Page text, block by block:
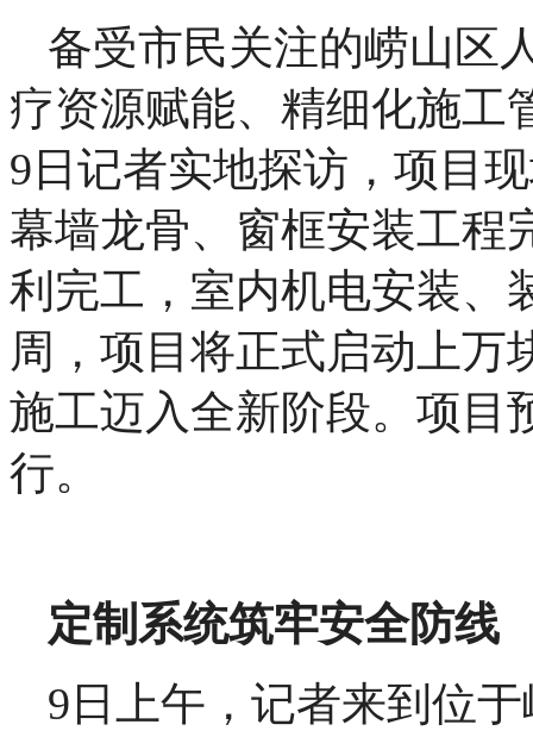
备受市民关注的崂山区
疗资源赋能、精细化施工
9日记者实地探访，项目
幕墙龙骨、窗框安装工程
利完工，室内机电安装、
周，项目将正式启动上万
施工迈入全新阶段。项目
行。
定制系统筑牢安全防线
9日上午，记者来到位